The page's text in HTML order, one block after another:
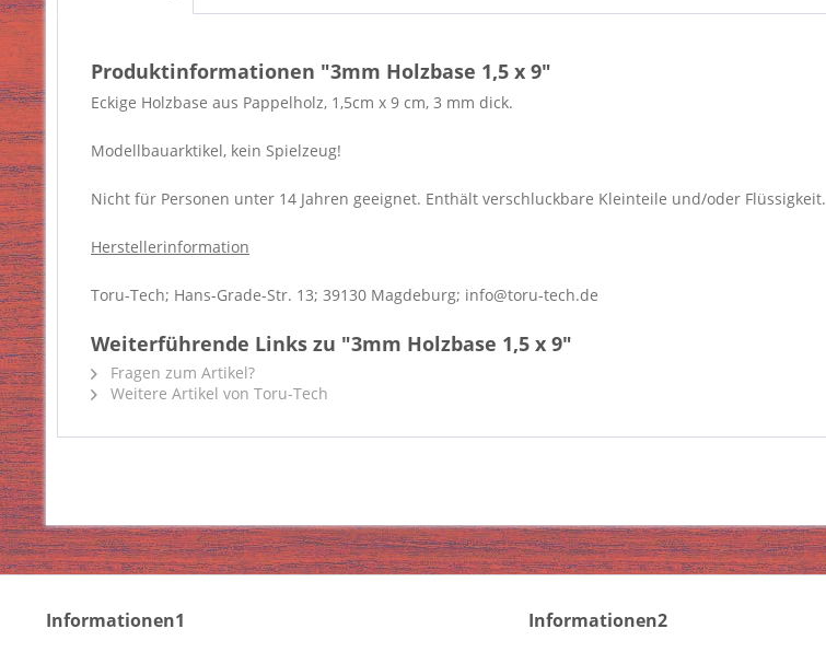
Produktinformationen "3mm Holzbase 1,5 x 9"
Eckige Holzbase aus Pappelholz, 1,5cm x 9 cm, 3 mm dick.
Modellbauarktikel, kein Spielzeug!
Nicht für Personen unter 14 Jahren geeignet. Enthält verschluckbare Kleinteile und/oder Flüssigkeit.
Herstellerinformation
Toru-Tech; Hans-Grade-Str. 13; 39130 Magdeburg; info@toru-tech.de
Weiterführende Links zu "3mm Holzbase 1,5 x 9"
Fragen zum Artikel?
Weitere Artikel von Toru-Tech
Informationen1 Informationen2